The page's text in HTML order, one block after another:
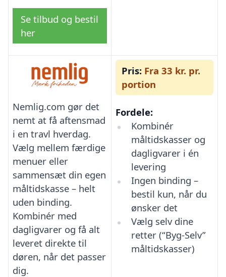
Se tilbud og bestil
her
Nemlig.com gør det
nemt at få aftensmad
i en travl hverdag.
Vælg mellem færdige
menuer eller
sammensæt din egen
måltidskasse – helt
uden binding.
Kombinér med
dagligvarer og få alt
leveret direkte til
døren, når det passer
dig.
Pris: Fra 33 kr. pr.
portion
Fordele:
Kombinér
måltidskasser og
dagligvarer i én
levering
Ingen binding –
bestil kun, når du
ønsker det
Vælg selv dine
retter (“Byg-Selv”
måltidskasser)